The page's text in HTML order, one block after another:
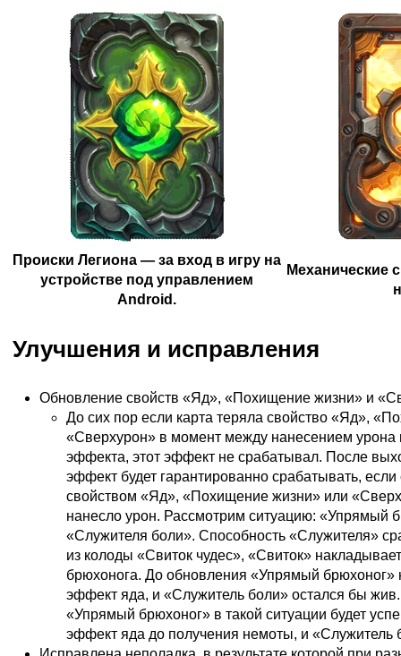
Происки Легиона — за вход в игру на
устройстве под управлением
Android.
Механические
Улучшения и исправления
Обновление свойств «Яд», «Похищение жизни» и
До сих пор если карта теряла свойство «Яд»,
«Сверхурон» в момент между нанесением
эффекта, этот эффект не срабатывал. После
эффект будет гарантированно срабатывать,
свойством «Яд», «Похищение жизни» или
нанесло урон. Рассмотрим ситуацию: «Упрямый
«Служителя боли». Способность «Служителя»
из колоды «Свиток чудес», «Свиток»
брюхонога. До обновления «Упрямый
эффект яда, и «Служитель боли» остался бы
«Упрямый брюхоног» в такой ситуации будет
эффект яда до получения немоты, и «Служитель